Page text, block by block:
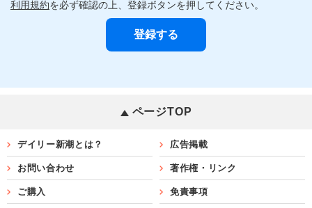
利用規約を必ず確認の上、登録ボタンを押してください。
ページTOP
デイリー新潮とは？ 広告掲載
お問い合わせ 著作権・リンク
ご購入 免責事項